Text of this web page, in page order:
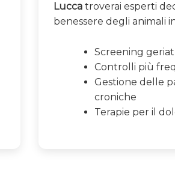
Lucca troverai esperti
benessere degli animali
Screening
Controlli più
Gestione delle
croniche
Terapie per il